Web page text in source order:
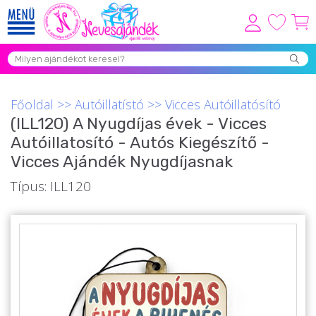
Viszonteladóknak
Grill Party Kellékek ❤️
Egyedi Ajándékok Rendelés
Összes Ajándék Kategória ⭐
Vicces Pólók
Szerelmes Ajándékok ❤
Budapest Ajándéktárgyak
Szülinapi ajándékok
Főoldal >> Autóillatístó >> Vicces Autóillatósító
(ILL120) A Nyugdíjas évek - Vicces
Autóillatosító - Autós Kiegészítő -
Vicces Ajándék Nyugdíjasnak
Típus: ILL120